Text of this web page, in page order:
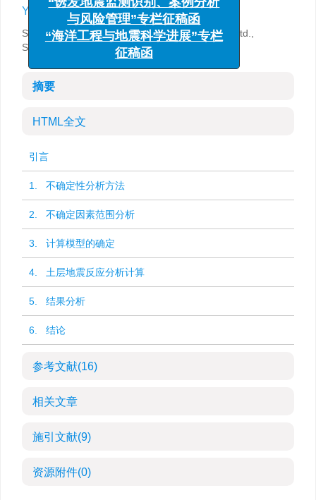
Yingchen Ye ,
Shanghai Yuchen Engineering Technology Co., Ltd.,
Shanghai 201108, China
摘要
HTML全文
引言
1. 不确定性分析方法
2. 不确定因素范围分析
3. 计算模型的确定
4. 土层地震反应分析计算
5. 结果分析
6. 结论
参考文献(16)
相关文章
施引文献(9)
资源附件(0)
“诱发地震监测识别、案例分析
与风险管理”专栏征稿函
“海洋工程与地震科学进展”专栏
征稿函